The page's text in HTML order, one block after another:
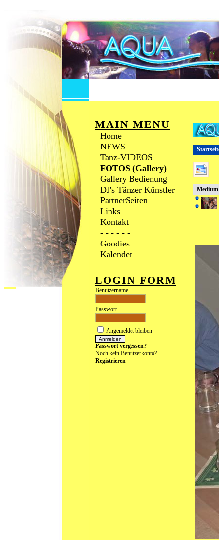
MAIN MENU
Home
NEWS
Tanz-VIDEOS
FOTOS (Gallery)
Gallery Bedienung
DJ's Tänzer Künstler
PartnerSeiten
Links
Kontakt
- - - - - -
Goodies
Kalender
LOGIN FORM
Benutzername
Passwort
Angemeldet bleiben
Passwort vergessen?
Noch kein Benutzerkonto?
Registrieren
Medium